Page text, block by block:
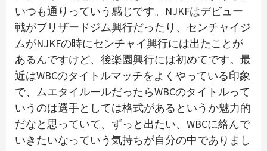
いつも通りっていう感じです。NJKFはデビュー
戦がブリザードジム興行だったり、センチャイジ
ムがNJKFの時にセンチャイ興行には出たことが
あるんですけど、後楽園興行には初めてです。最
近はWBCのタイトルマッチをよくやっている印象
で、ムエタイルールだったらWBCのタイトルって
いうのは選手としては格式があるというか魅力的
だなと思っていて、ずっと出たい、WBCに絡んで
いきたいなっていう気持ちが自分の中でありまし